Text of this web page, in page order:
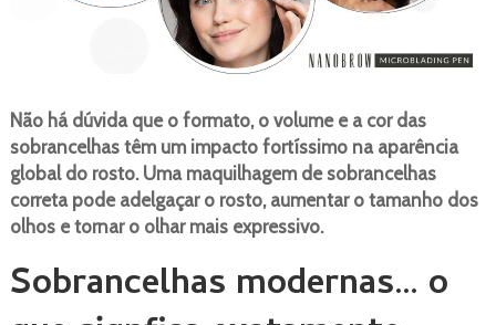
Não há dúvida que o formato, o volume e a cor das
sobrancelhas têm um impacto fortíssimo na aparência
global do rosto. Uma maquilhagem de sobrancelhas
correta pode adelgaçar o rosto, aumentar o tamanho dos
olhos e tornar o olhar mais expressivo.
Sobrancelhas modernas… o